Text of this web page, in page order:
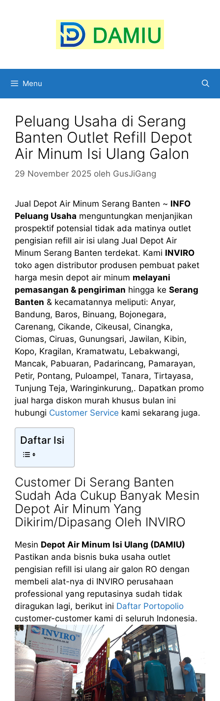
Menu
Peluang Usaha di Serang
Banten Outlet Refill Depot
Air Minum Isi Ulang Galon
29 November 2025 oleh GusJiGang
Jual Depot Air Minum Serang Banten ~ INFO
Peluang Usaha menguntungkan menjanjikan
prospektif potensial tidak ada matinya outlet
pengisian refill air isi ulang Jual Depot Air
Minum Serang Banten terdekat. Kami INVIRO
toko agen distributor produsen pembuat paket
harga mesin depot air minum melayani
pemasangan & pengiriman hingga ke Serang
Banten & kecamatannya meliputi: Anyar,
Bandung, Baros, Binuang, Bojonegara,
Carenang, Cikande, Cikeusal, Cinangka,
Ciomas, Ciruas, Gunungsari, Jawilan, Kibin,
Kopo, Kragilan, Kramatwatu, Lebakwangi,
Mancak, Pabuaran, Padarincang, Pamarayan,
Petir, Pontang, Puloampel, Tanara, Tirtayasa,
Tunjung Teja, Waringinkurung,. Dapatkan promo
jual harga diskon murah khusus bulan ini
hubungi Customer Service kami sekarang juga.
Daftar Isi
Customer Di Serang Banten
Sudah Ada Cukup Banyak Mesin
Depot Air Minum Yang
Dikirim/Dipasang Oleh INVIRO
Mesin Depot Air Minum Isi Ulang (DAMIU)
Pastikan anda bisnis buka usaha outlet
pengisian refill isi ulang air galon RO dengan
membeli alat-nya di INVIRO perusahaan
professional yang reputasinya sudah tidak
diragukan lagi, berikut ini Daftar Portopolio
customer-customer kami di seluruh Indonesia.